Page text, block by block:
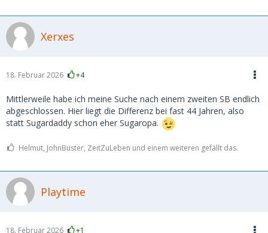
Xerxes
18. Februar 2026 +4
Mittlerweile habe ich meine Suche nach einem zweiten SB endlich
abgeschlossen. Hier liegt die Differenz bei fast 44 Jahren, also
statt Sugardaddy schon eher Sugaropa.
Helmut, JohnBuster, ZeitZuLeben und einem weiteren gefällt das.
Playtime
18. Februar 2026 +1